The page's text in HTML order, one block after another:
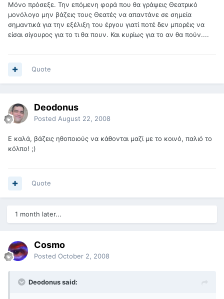
Μόνο πρόσεξε. Την επόμενη φορά που θα γράψεις Θεατρικό
μονόλογο μην βάζεις τους Θεατές να απαντάνε σε σημεία
σημαντικά για την εξέλιξη του έργου γιατί ποτέ δεν μπορέις να
είσαι σίγουρος για το τι θα πουν. Και κυρίως για το αν θα πούν....
Quote
Deodonus
Posted August 22, 2008
Ε καλά, βάζεις ηθοποιούς να κάθονται μαζί με το κοινό, παλιό το
κόλπο! ;)
Quote
1 month later...
Cosmo
Posted October 2, 2008
Deodonus said: